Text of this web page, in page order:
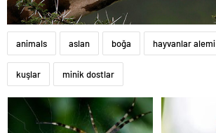
animals aslan boğa hayvanlar alemi
kuşlar minik dostlar